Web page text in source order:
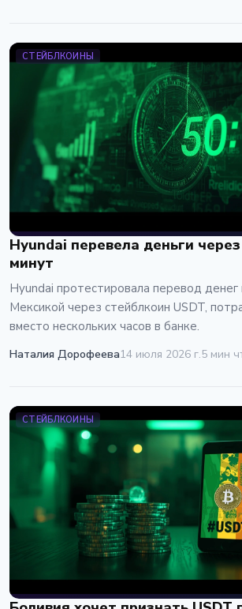
СТЕЙБЛКОИНЫ
Hyundai перевела деньги
минут
Hyundai протестировала перевод
Мексикой через стейблкоин USDT,
вместо нескольких часов в банке.
Наталия Дорофеева14 июля 2026 г.5 мин
СТЕЙБЛКОИНЫ